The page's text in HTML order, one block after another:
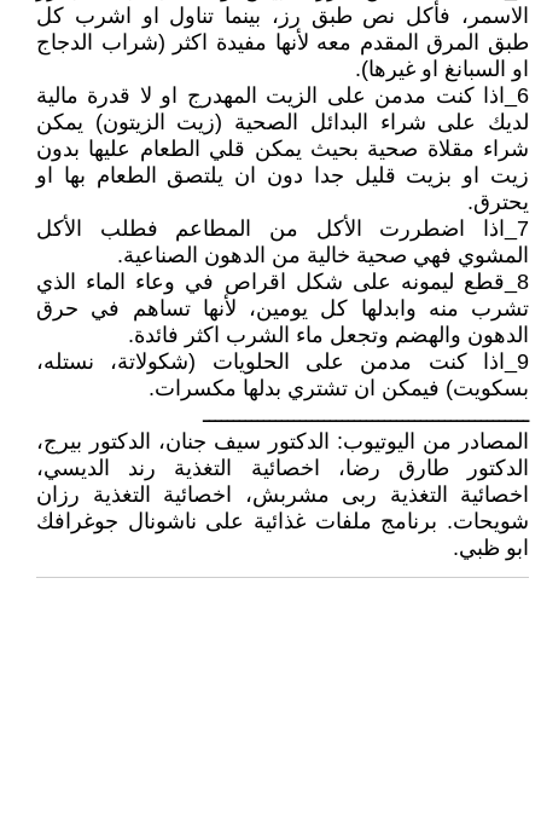
الاسمر، فأكل نص طبق رز، بينما تناول او اشرب كل
طبق المرق المقدم معه لأنها مفيدة اكثر (شراب الدجاج
او السبانغ او غيرها).
6_اذا كنت مدمن على الزيت المهدرج او لا قدرة مالية
لديك على شراء البدائل الصحية (زيت الزيتون) يمكن
شراء مقلاة صحية بحيث يمكن قلي الطعام عليها بدون
زيت او بزيت قليل جدا دون ان يلتصق الطعام بها او
يحترق.
7_اذا اضطررت الأكل من المطاعم فطلب الأكل
المشوي فهي صحية خالية من الدهون الصناعية.
8_قطع ليمونه على شكل اقراص في وعاء الماء الذي
تشرب منه وابدلها كل يومين، لأنها تساهم في حرق
الدهون والهضم وتجعل ماء الشرب اكثر فائدة.
9_اذا كنت مدمن على الحلويات (شكولاتة، نستله،
بسكويت) فيمكن ان تشتري بدلها مكسرات.
ــــــــــــــــــــــــــــــــــــــــــــــــــــــ
المصادر من اليوتيوب: الدكتور سيف جنان، الدكتور بيرج،
الدكتور طارق رضا، اخصائية التغذية رند الديسي،
اخصائية التغذية ربى مشربش، اخصائية التغذية رزان
شويحات. برنامج ملفات غذائية على ناشونال جوغرافك
ابو ظبي.